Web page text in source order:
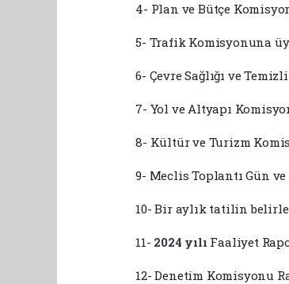
4- Plan ve Bütçe
5- Trafik Komisyonuna
6- Çevre Sağlığı ve
7- Yol ve Altyapı
8- Kültür ve Turizm
9- Meclis Toplantı Gün
10- Bir aylık tatilin
11- 2024 yılı Faaliyet
12- Denetim Komisyonu